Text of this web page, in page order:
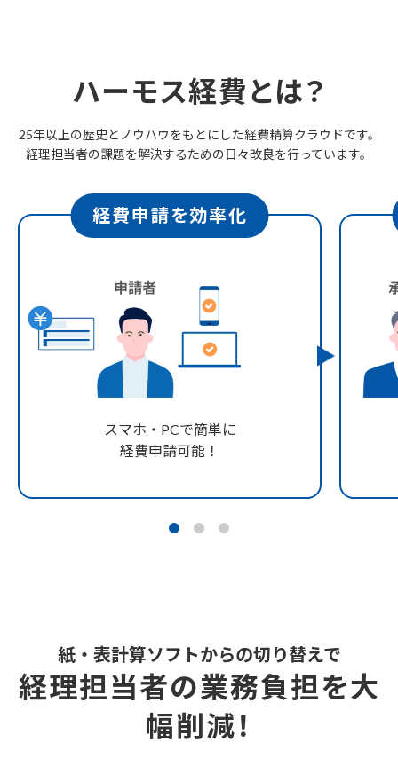
ハーモス経費とは？
25年以上の歴史とノウハウをもとにした経費精算クラウドです。
経理担当者の課題を解決するための日々改良を行っています。
経費申請を効率化
スマホ・PCで簡単に
経費申請可能！
紙・表計算ソフトからの切り替えで
経理担当者の業務負担を大
幅削減！